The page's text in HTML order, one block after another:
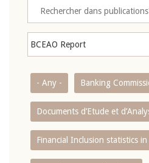
- Any - Banking
Documents d’Etude et
Financial Inclusion statistics in